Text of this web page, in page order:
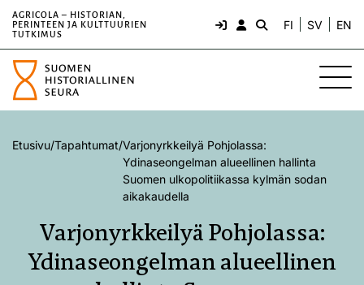
AGRICOLA – HISTORIAN,
PERINTEEN JA KULTTUURIEN
TUTKIMUS
FI SV EN
Etusivu/Tapahtumat/Varjonyrkkeilyä Pohjolassa:
Ydinaseongelman alueellinen hallinta
Suomen ulkopolitiikassa kylmän sodan
aikakaudella
Varjonyrkkeilyä Pohjolassa:
Ydinaseongelman alueellinen